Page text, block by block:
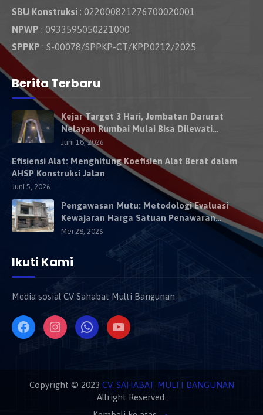
SBU Konstruksi : 022000821276700020001
NPWP : 0933595050221000
SPPKP : S-00078/SPPKP-CT/KPP.0212/2025
Berita Terbaru
Kejar Target 3 Hari, Jembatan Darurat
Nelayan Rumbai Mulai Bisa Dilewati
Kendaraan Besok
Juni 18, 2026
Efisiensi Alat: Menghitung Koefisien Alat Berat dalam
AHSP Konstruksi Jalan
Juni 5, 2026
Pengawasan Mutu: Metodologi Evaluasi
Kewajaran Harga Satuan Penawaran
Kontraktor
Mei 28, 2026
Ikuti Kami
Media sosial CV Sahabat Multi Bangunan
Copyright © 2023 CV. SAHABAT MULTI BANGUNAN
Allright Reserved.